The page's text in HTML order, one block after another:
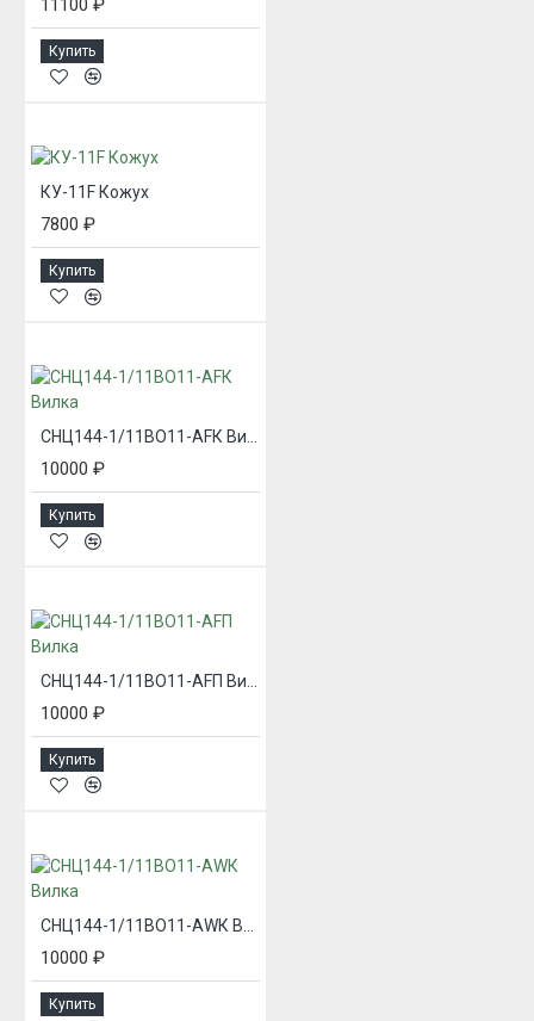
11100 ₽
Купить
КУ-11F Кожух
7800 ₽
Купить
СНЦ144-1/11ВО11-AFК Вилка
10000 ₽
Купить
10000 ₽
Купить
10000 ₽
Купить